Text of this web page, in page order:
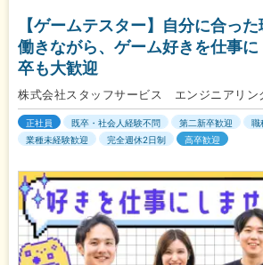
【ゲームテスター】自分に合っ
働きながら、ゲーム好きを仕事
卒も大歓迎
株式会社スタッフサービス エンジニアリン
正社員 既卒・社会人経験不問 第二新卒歓迎
職
業種未経験歓迎
完全週休2日制 高卒歓迎